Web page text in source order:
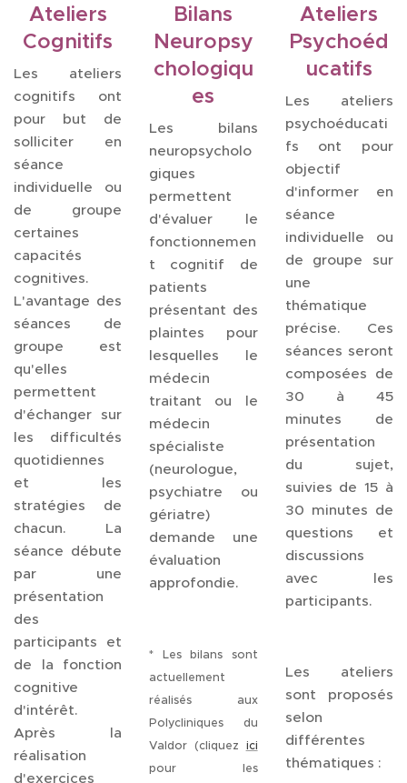
Ateliers
Cognitifs
Les ateliers
cognitifs ont
pour but de
solliciter en
séance
individuelle ou
de groupe
certaines
capacités
cognitives.
L'avantage des
séances de
groupe est
qu'elles
permettent
d'échanger sur
les difficultés
quotidiennes
et les
stratégies de
chacun. La
séance débute
par une
présentation
des
participants et
de la fonction
cognitive
d'intérêt.
Après la
réalisation
d'exercices
Bilans
Neuropsy
chologiqu
es
Les bilans
neuropsycholo
giques
permettent
d'évaluer le
fonctionnemen
t cognitif de
patients
présentant des
plaintes pour
lesquelles le
médecin
traitant ou le
médecin
spécialiste
(neurologue,
psychiatre ou
gériatre)
demande une
évaluation
approfondie.
* Les bilans sont
actuellement
réalisés aux
Polycliniques du
Valdor (cliquez ici
pour les
Ateliers
Psychoéd
ucatifs
Les ateliers
psychoéducati
fs ont pour
objectif
d'informer en
séance
individuelle ou
de groupe sur
une
thématique
précise. Ces
séances seront
composées de
30 à 45
minutes de
présentation
du sujet,
suivies de 15 à
30 minutes de
questions et
discussions
avec les
participants.
Les ateliers
sont proposés
selon
différentes
thématiques :